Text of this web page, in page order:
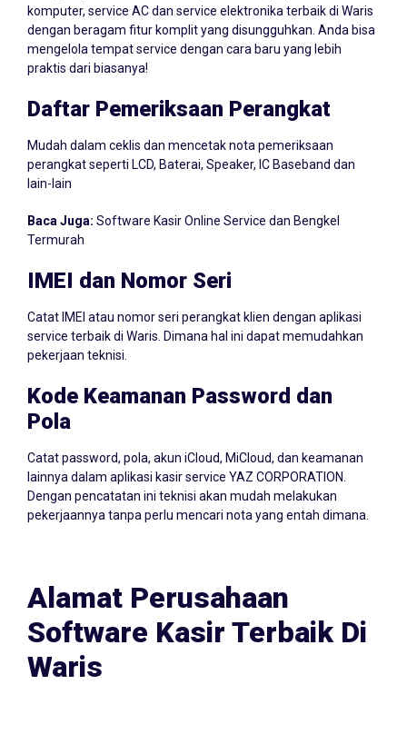
komputer, service AC dan service elektronika terbaik di Waris
dengan beragam fitur komplit yang disungguhkan. Anda bisa
mengelola tempat service dengan cara baru yang lebih
praktis dari biasanya!
Daftar Pemeriksaan Perangkat
Mudah dalam ceklis dan mencetak nota pemeriksaan
perangkat seperti LCD, Baterai, Speaker, IC Baseband dan
lain-lain
Baca Juga: Software Kasir Online Service dan Bengkel
Termurah
IMEI dan Nomor Seri
Catat IMEI atau nomor seri perangkat klien dengan aplikasi
service terbaik di Waris. Dimana hal ini dapat memudahkan
pekerjaan teknisi.
Kode Keamanan Password dan
Pola
Catat password, pola, akun iCloud, MiCloud, dan keamanan
lainnya dalam aplikasi kasir service YAZ CORPORATION.
Dengan pencatatan ini teknisi akan mudah melakukan
pekerjaannya tanpa perlu mencari nota yang entah dimana.
Alamat Perusahaan
Software Kasir Terbaik Di
Waris